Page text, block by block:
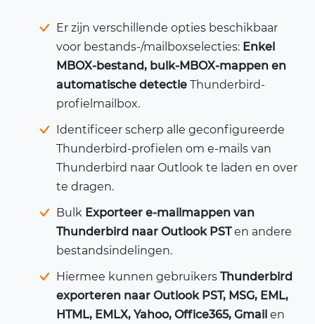
Er zijn verschillende opties beschikbaar
voor bestands-/mailboxselecties: Enkel
MBOX-bestand, bulk-MBOX-mappen en
automatische detectie Thunderbird-
profielmailbox.
Identificeer scherp alle geconfigureerde
Thunderbird-profielen om e-mails van
Thunderbird naar Outlook te laden en over
te dragen.
Bulk Exporteer e-mailmappen van
Thunderbird naar Outlook PSTen andere
bestandsindelingen.
Hiermee kunnen gebruikers Thunderbird
exporteren naar Outlook PST, MSG, EML,
HTML, EMLX, Yahoo, Office365, Gmail en